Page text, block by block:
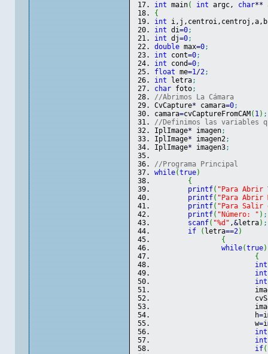
int main( int argc, char**
{
int
int di=0;
int dj=0;
double max=0;
int cont=0;
int cond=0;
float me=1/2;
int letra;
char foto;
//Abrimos La Cámara
CvCapture* camara=0;
camara=cvCaptureFromCAM ( 1) ;
//Definimos las variables
IplImage* imagen;
IplImage* imagen2;
IplImage* imagen3;
//Programa Principal
while(true)
{
printf( "Para Abrir
printf( "Para Abrir
printf( "Para Salir
printf( "Número: " ) ;
scanf( "%d" ,&letra) ;
if
( letra==2)
{
while(true)
{
int
int
int
			h
=
			w
=
int
int
if(